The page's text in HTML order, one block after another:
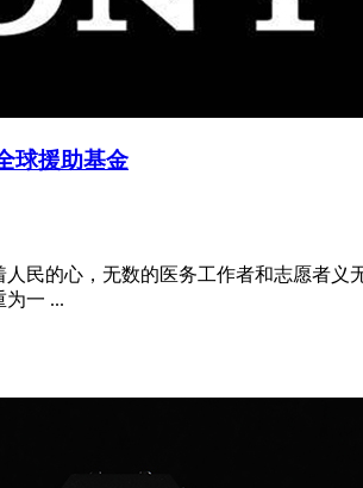
球援助基金
民的心，无数的医务工作者和志愿者
为一 ...